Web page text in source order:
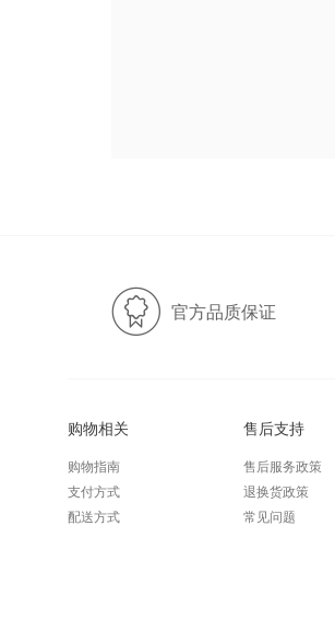
官方品质保证
购物相关
购物指南
支付方式
配送方式
售后支持
售后服务政策
退换货政策
常见问题